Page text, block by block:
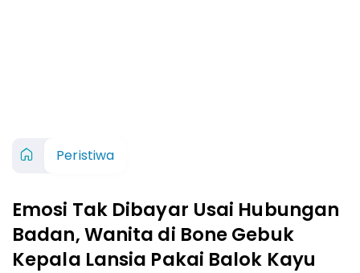
Peristiwa
Emosi Tak Dibayar Usai Hubungan
Badan, Wanita di Bone Gebuk
Kepala Lansia Pakai Balok Kayu